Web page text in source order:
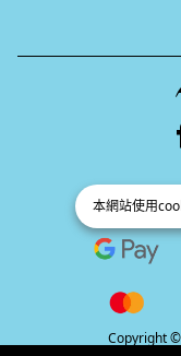
本網站使用
Copyright